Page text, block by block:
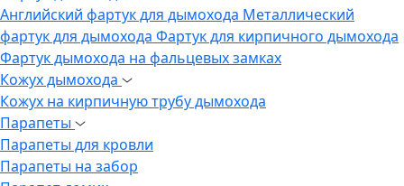
Английский фартук для дымохода Металлический
фартук для дымохода Фартук для кирпичного дымохода
Фартук дымохода на фальцевых замках
Кожух дымохода
Кожух на кирпичную трубу дымохода
Парапеты
Парапеты для кровли
Парапеты на забор